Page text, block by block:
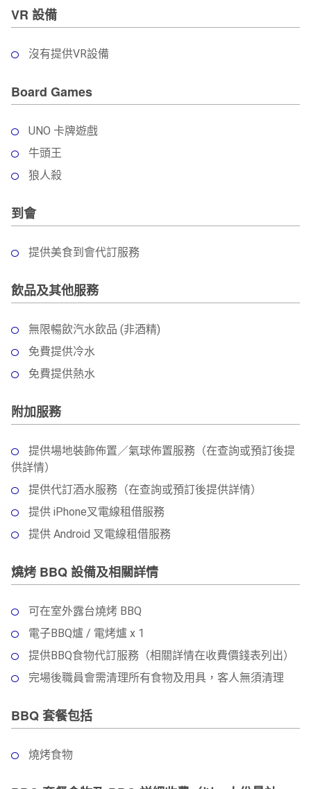
VR 設備
沒有提供VR設備
Board Games
UNO 卡牌遊戲
牛頭王
狼人殺
到會
提供美食到會代訂服務
飲品及其他服務
無限暢飲汽水飲品 (非酒精)
免費提供冷水
免費提供熱水
附加服務
提供場地裝飾佈置／氣球佈置服務（在查詢或預訂後提
供詳情）
提供代訂酒水服務（在查詢或預訂後提供詳情）
提供 iPhone叉電線租借服務
提供 Android 叉電線租借服務
燒烤 BBQ 設備及相關詳情
可在室外露台燒烤 BBQ
電子BBQ爐 / 電烤爐 x 1
提供BBQ食物代訂服務（相關詳情在收費價錢表列出）
完場後職員會需清理所有食物及用具，客人無須清理
BBQ 套餐包括
燒烤食物